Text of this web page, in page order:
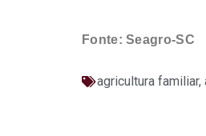
Fonte: Seagro-SC
agricultura familiar,